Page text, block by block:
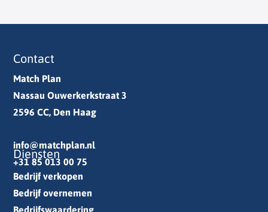
Contact
Match Plan
Nassau Ouwerkerkstraat 3
2596 CC, Den Haag
info@matchplan.nl
+31 85 013 00 75
Diensten
Bedrijf verkopen
Bedrijf overnemen
Bedrijfswaardering